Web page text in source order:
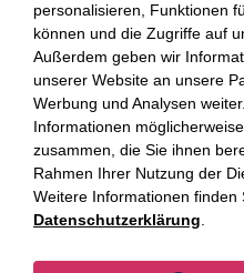
China
Großbritannien
Indien
Indonesien
Malaysia
Myanmar
Singapur
personalisieren, Funktionen
können und die Zugriffe auf
Außerdem geben wir
unserer Website an unsere
Werbung und Analysen
Informationen
zusammen, die Sie ihnen
Rahmen Ihrer Nutzung der
Weitere Informationen finden
Datenschutzerklärung